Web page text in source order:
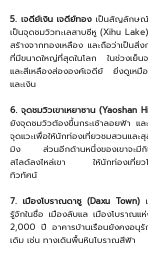
5. เจดีย์เงิน เจดีย์ทองเป็นสัญลักษณ์
เป็นจุดชมวิวทะเลสาบซีหู (Xihu
สร้างจากทองเหลือง และถือว่าเป็นสิ่
ที่มีขนาดใหญ่ที่สุดในโลก ในช่วงเย็นจ
และสีเหลืองส่ององค์เจดีย์ ยิ่งดูเหมื
และเงิน
6. จุดชมวิวเขาเหยาซาน (Yaoshan
ยังจุดชมวิวต้องขึ้นกระเช้าลอยฟ้า แล
จุดแวะเพื่อให้นักท่องเที่ยวชมสวนและ
มิง ส่วนอีกด้านหนึ่งของเขาจะมีกิจ
สไลด์ลงไหล่เขา ให้นักท่องเที่ยวไ
ทิวทัศน์
7. เมืองโบราณดาซู (Daxu Town)
รู้จักในชื่อ เมืองลับแล เมืองโบราณแ
2,000 ปี อาคารบ้านเรือนยังคงอนุ
เดิม เช่น ทางเดินพื้นหินโบราณสีฟ้า